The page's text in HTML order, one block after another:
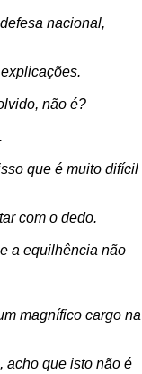
nacional,
não é?
que é muito difícil
com o dedo.
a equilhência não
magnífico cargo na
acho que isto não é